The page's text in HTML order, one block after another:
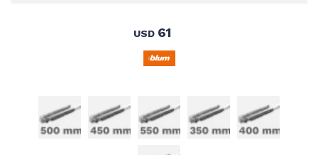
USD 61